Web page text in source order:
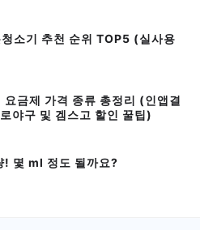
소기 추천 순위 TOP5 (실사용
금제 가격 종류 총정리 (인앱결
야구 및 겜스고 할인 꿀팁)
! 몇 ml 정도 될까요?